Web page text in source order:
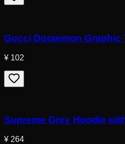
Gucci Doraemon Graphic
¥ 102
Supreme Grey Hoodie
¥ 264